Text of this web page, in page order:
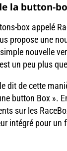
la button-
box appelé
propose une
nouvelle
un peu plus
dit de cette
button Box ».
sur les
intégré pour